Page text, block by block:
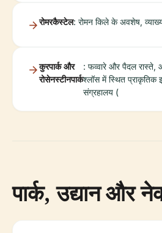
रोमरकैस्टेल: रोमन किले के अवशेष,
कुरपार्क और
रोसेनस्टीनपार्क
: फव्वारे और पैदल रास्ते,
श्लॉस में स्थित प्राकृतिक
संग्रहालय (
पार्क, उद्यान और